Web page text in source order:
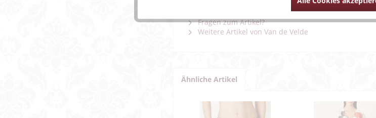
Weiterführende Links zu "PrimaDonna
Fragen zum Artikel?
Weitere Artikel von Van de Velde
Ähnliche Artikel